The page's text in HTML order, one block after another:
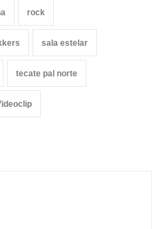
rock
sala estelar
tecate pal norte